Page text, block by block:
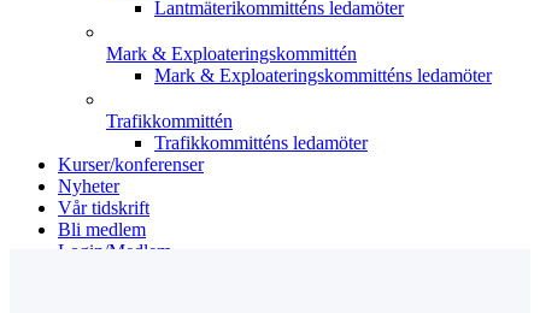
Lantmäterikommitténs ledamöter
Mark & Exploateringskommittén
Mark & Exploateringskommitténs ledamöter
Trafikkommittén
Trafikkommitténs ledamöter
Kurser/konferenser
Nyheter
Vår tidskrift
Bli medlem
Login/Medlem